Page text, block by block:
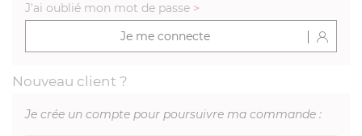
J'ai oublié mon mot de passe >
Je me connecte
Nouveau client ?
Je crée un compte pour poursuivre ma commande :